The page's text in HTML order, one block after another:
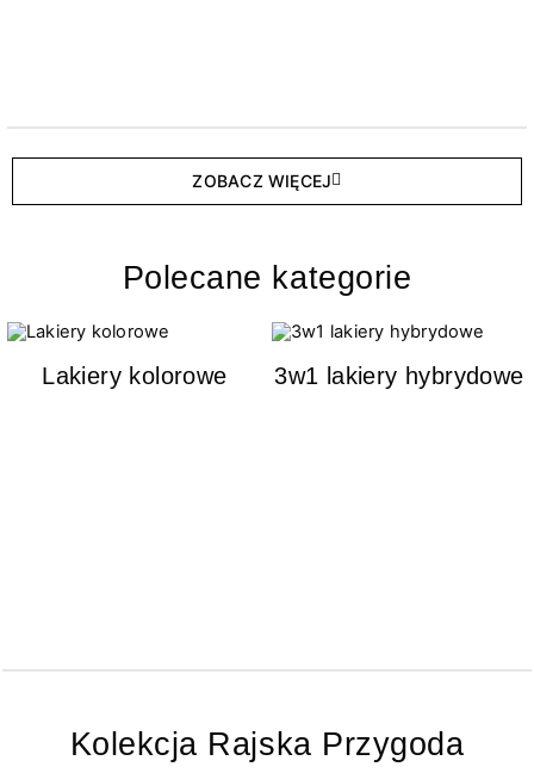
ZOBACZ WIĘCEJ
Polecane kategorie
Lakiery kolorowe 3w1 lakiery hybrydowe
Kolekcja Rajska Przygoda